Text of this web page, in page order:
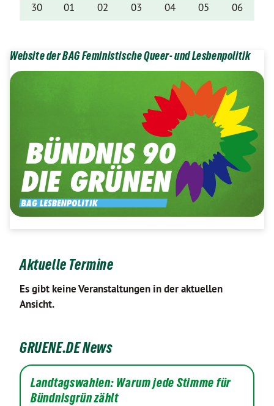
30
01 02 03 04 05 06
Website der BAG Feministische Queer- und Lesbenpolitik
Aktuelle Termine
Es gibt keine Veranstaltungen in der aktuellen
Ansicht.
GRUENE.DE News
Landtagswahlen: Warum jede Stimme für
Bündnisgrün zählt